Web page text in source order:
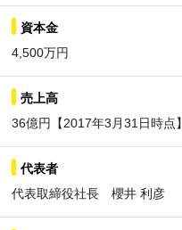
資本金
4,500万円
売上高
36億円【2017年3月31日時点】
代表者
代表取締役社長 櫻井 利彦